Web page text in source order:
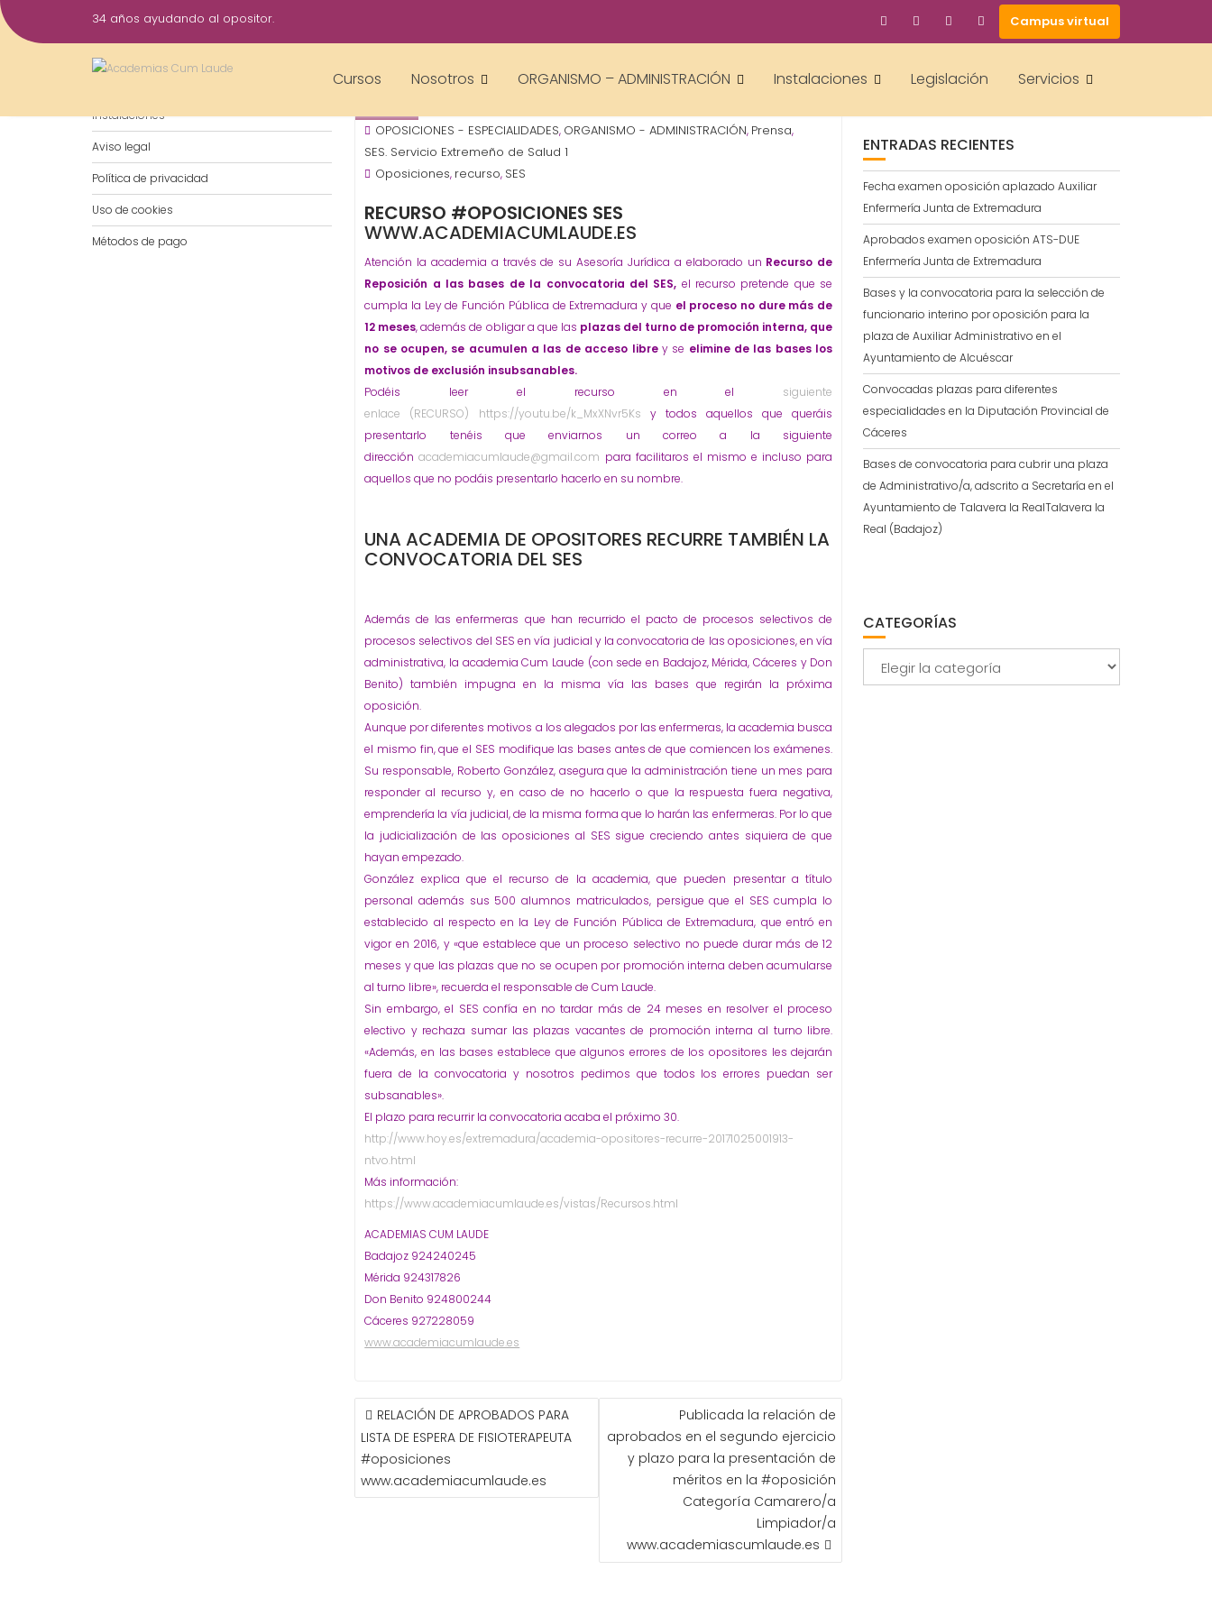
Saltar
al
34 años ayudando al opositor. Campus virtual
Cursos Nosotros ORGANISMO – ADMINISTRACIÓN Instalaciones Legislación Servicios
25 academiacumlaudeoposiciones
OPOSICIONES - ESPECIALIDADES, ORGANISMO - ADMINISTRACIÓN, Prensa,
SES. Servicio Extremeño de Salud 1
Oposiciones, recurso, SES
RECURSO #OPOSICIONES SES
WWW.ACADEMIACUMLAUDE.ES
Atención la academia a través de su Asesoría Jurídica a elaborado un Recurso de
Reposición a las bases de la convocatoria del SES, el recurso pretende que se
cumpla la Ley de Función Pública de Extremadura y que el proceso no dure más de
12 meses, además de obligar a que las plazas del turno de promoción interna, que
no se ocupen, se acumulen a las de acceso librey se elimine de las bases los
motivos de exclusión insubsanables.
Podéis leer el recurso en el siguiente
enlace (RECURSO) https://youtu.be/k_MxXNvr5Ks y todos aquellos que queráis
presentarlo tenéis que enviarnos un correo a la siguiente
direcciónacademiacumlaude@gmail.com para facilitaros el mismo e incluso para
aquellos que no podáis presentarlo hacerlo en su nombre.
UNA ACADEMIA DE OPOSITORES RECURRE TAMBIÉN LA
CONVOCATORIA DEL SES
Además de las enfermeras que han recurrido el pacto de procesos selectivos de
procesos selectivos del SES en vía judicial y la convocatoria de las oposiciones, en vía
administrativa, la academia Cum Laude (con sede en Badajoz, Mérida, Cáceres y Don
Benito) también impugna en la misma vía las bases que regirán la próxima
oposición.
Aunque por diferentes motivos a los alegados por las enfermeras, la academia busca
el mismo fin, que el SES modifique las bases antes de que comiencen los exámenes.
Su responsable, Roberto González, asegura que la administración tiene un mes para
responder al recurso y, en caso de no hacerlo o que la respuesta fuera negativa,
emprendería la vía judicial, de la misma forma que lo harán las enfermeras. Por lo que
la judicialización de las oposiciones al SES sigue creciendo antes siquiera de que
hayan empezado.
González explica que el recurso de la academia, que pueden presentar a título
personal además sus 500 alumnos matriculados, persigue que el SES cumpla lo
establecido al respecto en la Ley de Función Pública de Extremadura, que entró en
vigor en 2016, y «que establece que un proceso selectivo no puede durar más de 12
meses y que las plazas que no se ocupen por promoción interna deben acumularse
al turno libre», recuerda el responsable de Cum Laude.
Sin embargo, el SES confía en no tardar más de 24 meses en resolver el proceso
electivo y rechaza sumar las plazas vacantes de promoción interna al turno libre.
«Además, en las bases establece que algunos errores de los opositores les dejarán
fuera de la convocatoria y nosotros pedimos que todos los errores puedan ser
subsanables».
El plazo para recurrir la convocatoria acaba el próximo 30.
http://www.hoy.es/extremadura/academia-opositores-recurre-20171025001913-
ntvo.html
Más información:
https://www.academiacumlaude.es/vistas/Recursos.html
ACADEMIAS CUM LAUDE
Badajoz 924240245
Mérida 924317826
Don Benito 924800244
Cáceres 927228059
www.academiacumlaude.es
NAVEGACIÓN
DE
ENTRADAS
RELACIÓN DE APROBADOS PARA
LISTA DE ESPERA DE FISIOTERAPEUTA
#oposiciones
www.academiacumlaude.es
Publicada la relación de
aprobados en el segundo ejercicio
y plazo para la presentación de
méritos en la #oposición
Categoría Camarero/a
Limpiador/a
www.academiascumlaude.es
Instalaciones
Aviso legal
Política de privacidad
Uso de cookies
Métodos de pago
ENTRADAS RECIENTES
Fecha examen oposición aplazado Auxiliar
Enfermería Junta de Extremadura
Aprobados examen oposición ATS-DUE
Enfermería Junta de Extremadura
Bases y la convocatoria para la selección de
funcionario interino por oposición para la
plaza de Auxiliar Administrativo en el
Ayuntamiento de Alcuéscar
Convocadas plazas para diferentes
especialidades en la Diputación Provincial de
Cáceres
Bases de convocatoria para cubrir una plaza
de Administrativo/a, adscrito a Secretaría en el
Ayuntamiento de Talavera la RealTalavera la
Real (Badajoz)
CATEGORÍAS